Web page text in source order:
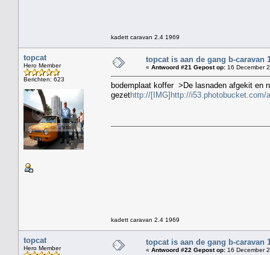
kadett caravan 2.4 1969
topcat
Hero Member
Berichten: 623
topcat is aan de gang b-caravan
« Antwoord #21 Gepost op: 16 December
bodemplaat koffer >De lasnaden afgekit en
gezethttp://[IMG]http://
kadett caravan 2.4 1969
topcat
Hero Member
topcat is aan de gang b-caravan
« Antwoord #22 Gepost op: 16 December